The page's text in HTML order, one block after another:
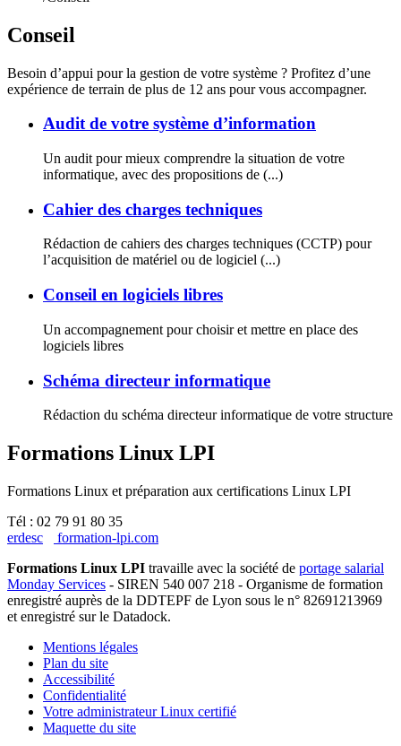
Conseil
Besoin d’appui pour la gestion de votre système ? Profitez d’une
expérience de terrain de plus de 12 ans pour vous accompagner.
Audit de votre système d’information
Un audit pour mieux comprendre la situation de votre
informatique, avec des propositions de (...)
Cahier des charges techniques
Rédaction de cahiers des charges techniques (CCTP) pour
l’acquisition de matériel ou de logiciel (...)
Conseil en logiciels libres
Un accompagnement pour choisir et mettre en place des
logiciels libres
Schéma directeur informatique
Rédaction du schéma directeur informatique de votre structure
Formations Linux LPI
Formations Linux et préparation aux certifications Linux LPI
Tél : 02 79 91 80 35
erdesc
formation-lpi.com
Formations Linux LPI travaille avec la société de portage salarial
Monday Services - SIREN 540 007 218 - Organisme de formation
enregistré auprès de la DDTEPF de Lyon sous le n° 82691213969
et enregistré sur le Datadock.
Mentions légales
Plan du site
Accessibilité
Confidentialité
Votre administrateur Linux certifié
Maquette du site